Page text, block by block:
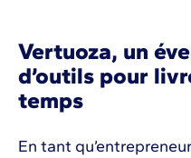
Vertuoza, un
d’outils pour
temps
En tant